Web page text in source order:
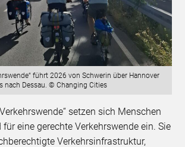
führt 2026 von Schwerin über Hannover
nach Dessau. © Changing Cities
setzen sich Menschen
eine gerechte Verkehrswende ein. Sie
Verkehrsinfrastruktur,